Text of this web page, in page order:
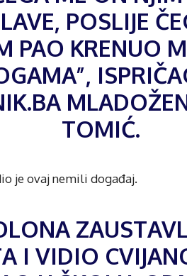
POSLIJE
PAO KRENUO
TOMIĆ.
je ovaj nemili događaj.
I VIDIO